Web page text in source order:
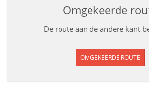
Omgekeerde
De route aan de andere kant
OMGEKEERDE ROUTE